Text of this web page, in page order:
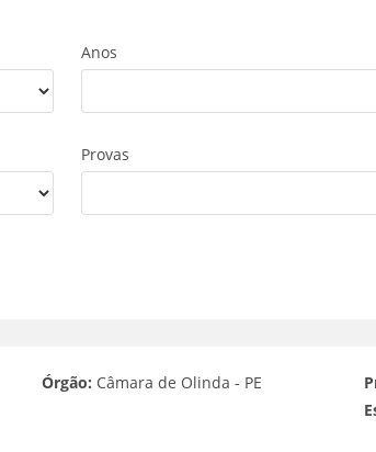
Anos
Provas
Órgão: Câmara de Olinda - PE